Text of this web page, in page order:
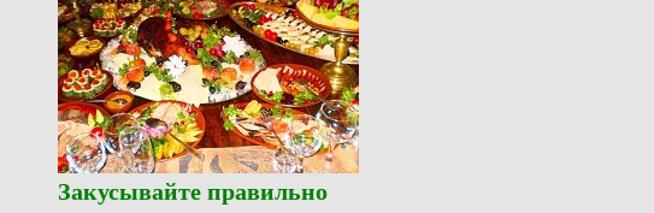
Закусывайте правильно